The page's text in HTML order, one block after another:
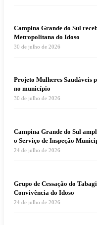
Campina Grande do Sul
Metropolitana do Idoso
30 de julho de 2026
Projeto Mulheres Saudáveis
no município
30 de julho de 2026
Campina Grande do Sul
o Serviço de Inspeção
24 de julho de 2026
Grupo de Cessação do
Convivência do Idoso
24 de julho de 2026